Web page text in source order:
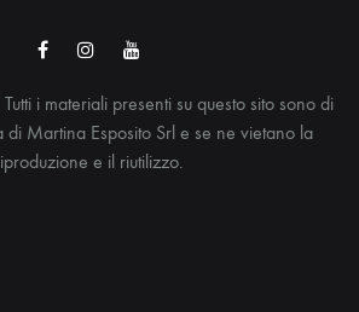
i materiali presenti su questo sito sono di
di Martina Esposito Srl e se ne vietano la
e il riutilizzo.
FacebookInstagramYoutube